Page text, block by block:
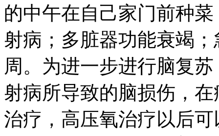
的中午在自己家门前种
射病；多脏器功能衰竭
周。为进一步进行脑复
射病所导致的脑损伤，
治疗，高压氧治疗以后